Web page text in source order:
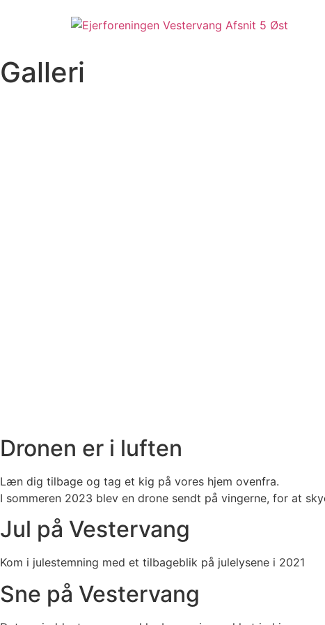
Galleri
Dronen er i luften
Læn dig tilbage og tag et kig på vores hjem ovenfra.
I sommeren 2023 blev en drone sendt på vingerne, for at
Jul på Vestervang
Kom i julestemning med et tilbageblik på julelysene i 2021
Sne på Vestervang